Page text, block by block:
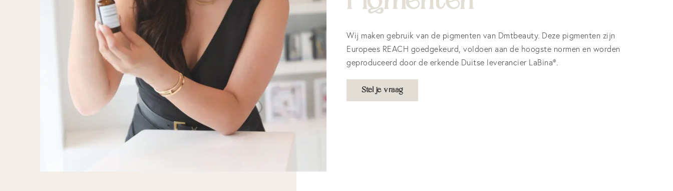
Wij maken gebruik van de pigmenten van Dmtbeauty. Deze pigmenten zijn
Europees REACH goedgekeurd, voldoen aan de hoogste normen en worden
geproduceerd door de erkende Duitse leverancier LaBina®.
Stel je vraag